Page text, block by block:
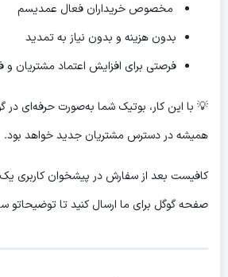
مخصوص خریداران فعال عمدیسم
بدون هزینه و بدون نیاز به تمدید
فرصتی برای افزایش اعتماد مشتریان
💡 با این کار، بوتیک شما به‌صورت حرفه‌ای
همیشه در دسترس مشتریان جدید خواهد بود.
کافیست بعد از سفارش در پیشخوان کاربری
صفحه گوگل برای ما ارسال کنید تا